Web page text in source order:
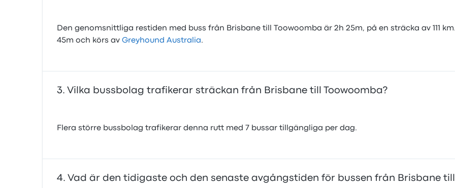
Den genomsnittliga restiden med buss från Brisbane till Toowoomba är 2h 25m, på en sträcka av 111
45m och körs av Greyhound Australia.
Vilka bussbolag trafikerar sträckan från Brisbane till Toowoomba?
Flera större bussbolag trafikerar denna rutt med 7 bussar tillgängliga per dag.
Vad är den tidigaste och den senaste avgångstiden för bussen från Brisbane till